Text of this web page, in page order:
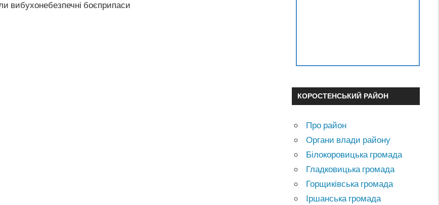
вибухонебезпечні боєприпаси
КОРОСТЕНСЬКИЙ РАЙОН
Про район
Органи влади району
Білокоровицька громада
Гладковицька громада
Горщиківська громада
Іршанська громада